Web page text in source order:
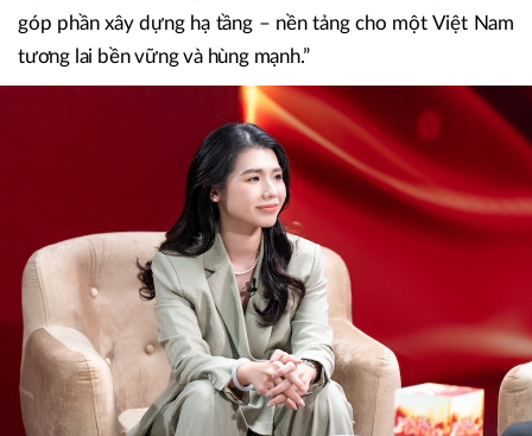
góp phần xây dựng hạ tầng – nền tảng cho một Việt Nam
tương lai bền vững và hùng mạnh.”